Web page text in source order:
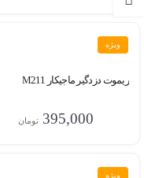
ویژه
ریموت دزدگیر ماجیکار M211
395,000 تومان
ویژه